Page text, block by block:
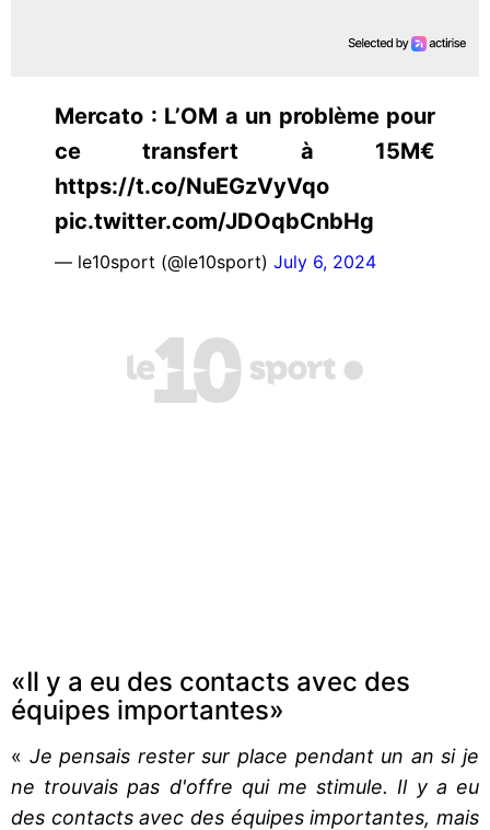
Mercato : L’OM a un problème pour
ce transfert à 15M€
https://t.co/NuEGzVyVqo
pic.twitter.com/JDOqbCnbHg
— le10sport (@le10sport) July 6, 2024
«Il y a eu des contacts avec des
équipes importantes»
« Je pensais rester sur place pendant un an si je
ne trouvais pas d'offre qui me stimule. Il y a eu
des contacts avec des équipes importantes, mais